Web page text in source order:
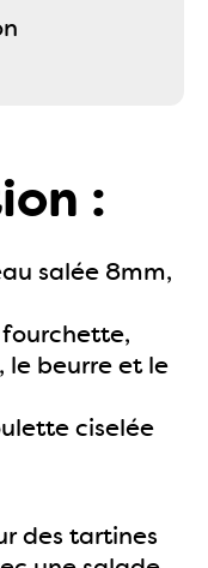
:
salée 8mm,
fourchette,
le beurre et le
ciselée
des tartines